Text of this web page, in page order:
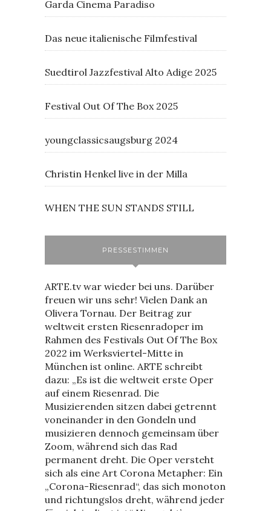
Garda Cinema Paradiso
Das neue italienische Filmfestival
Suedtirol Jazzfestival Alto Adige 2025
Festival Out Of The Box 2025
youngclassicsaugsburg 2024
Christin Henkel live in der Milla
WHEN THE SUN STANDS STILL
PRESSESTIMMEN
ARTE.tv war wieder bei uns. Darüber
freuen wir uns sehr! Vielen Dank an
Olivera Tornau. Der Beitrag zur
weltweit ersten Riesenradoper im
Rahmen des Festivals Out Of The Box
2022 im Werksviertel-Mitte in
München ist online. ARTE schreibt
dazu: „Es ist die weltweit erste Oper
auf einem Riesenrad. Die
Musizierenden sitzen dabei getrennt
voneinander in den Gondeln und
musizieren dennoch gemeinsam über
Zoom, während sich das Rad
permanent dreht. Die Oper versteht
sich als eine Art Corona Metapher: Ein
„Corona-Riesenrad“, das sich monoton
und richtungslos dreht, während jeder